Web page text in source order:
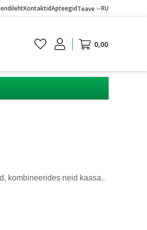
KontaktidApteegidTeave RU
0,00
of Joseon Eesti turu valik nüüd laienenud, pakkudes õrnu, toitvaid ja nahasõbralikke lahendusi erinevatele nahatüüpidele.